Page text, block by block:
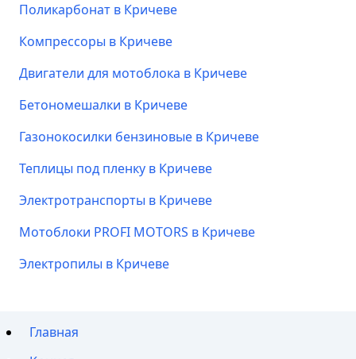
Поликарбонат в Кричеве
Компрессоры в Кричеве
Двигатели для мотоблока в Кричеве
Бетономешалки в Кричеве
Газонокосилки бензиновые в Кричеве
Теплицы под пленку в Кричеве
Электротранспорты в Кричеве
Мотоблоки PROFI MOTORS в Кричеве
Электропилы в Кричеве
Главная